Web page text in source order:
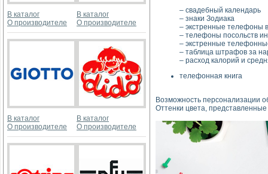
В каталог
О производителе
В каталог
О производителе
В каталог
О производителе
В каталог
О производителе
– свадебный календарь
– знаки Зодиака
– экстренные телефоны
– телефоны посольств
– экстренные
– таблица штрафов за
– расход калорий и
телефонная книга
Возможность персонализации
Оттенки цвета,